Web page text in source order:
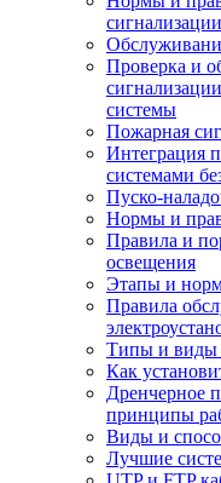
сигнализации
Проверка и
системы
Пожарная
Интеграция
системами
Пуско-
Нормы и
Правила и
освещения
Этапы и
Правила
Типы и виды
Как
Дренчерное
принципы
Виды и
Лучшие